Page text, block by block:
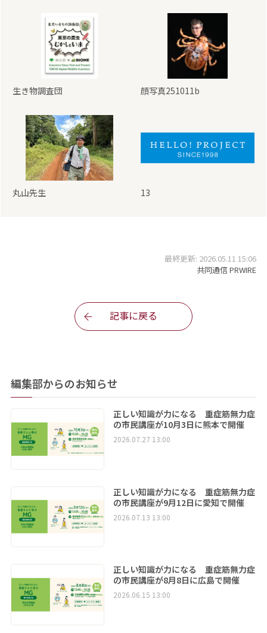
生き物調査団 顔写真251011b
丸山先生 13
最終更新: 2026.05.11 15:06
共同通信 PRWIRE
記事に戻る
編集部からのお知らせ
正しい知識が力になる 重症筋無力症
の市民講座が10月3日に熊本で開催
2026.07.27 13:00
正しい知識が力になる 重症筋無力症
の市民講座が9月12日に愛知で開催
2026.07.13 13:00
正しい知識が力になる 重症筋無力症
の市民講座が8月8日に広島で開催
2026.06.15 13:00